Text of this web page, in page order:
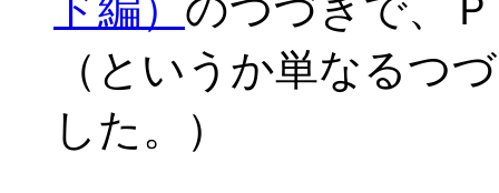
ド編） のつづきで、
（というか単なるつ
した。）